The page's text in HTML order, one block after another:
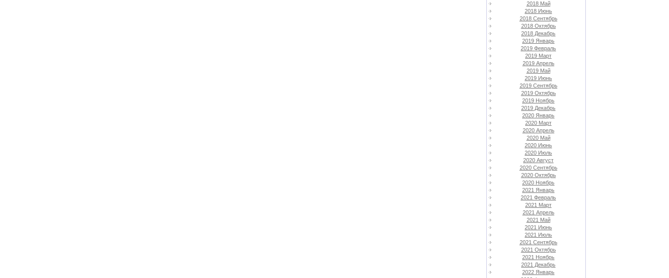
2018 Май
2018 Июнь
2018 Сентябрь
2018 Октябрь
2018 Декабрь
2019 Январь
2019 Февраль
2019 Март
2019 Апрель
2019 Май
2019 Июнь
2019 Сентябрь
2019 Октябрь
2019 Ноябрь
2019 Декабрь
2020 Январь
2020 Март
2020 Апрель
2020 Май
2020 Июнь
2020 Июль
2020 Август
2020 Сентябрь
2020 Октябрь
2020 Ноябрь
2021 Январь
2021 Февраль
2021 Март
2021 Апрель
2021 Май
2021 Июнь
2021 Июль
2021 Сентябрь
2021 Октябрь
2021 Ноябрь
2021 Декабрь
2022 Январь